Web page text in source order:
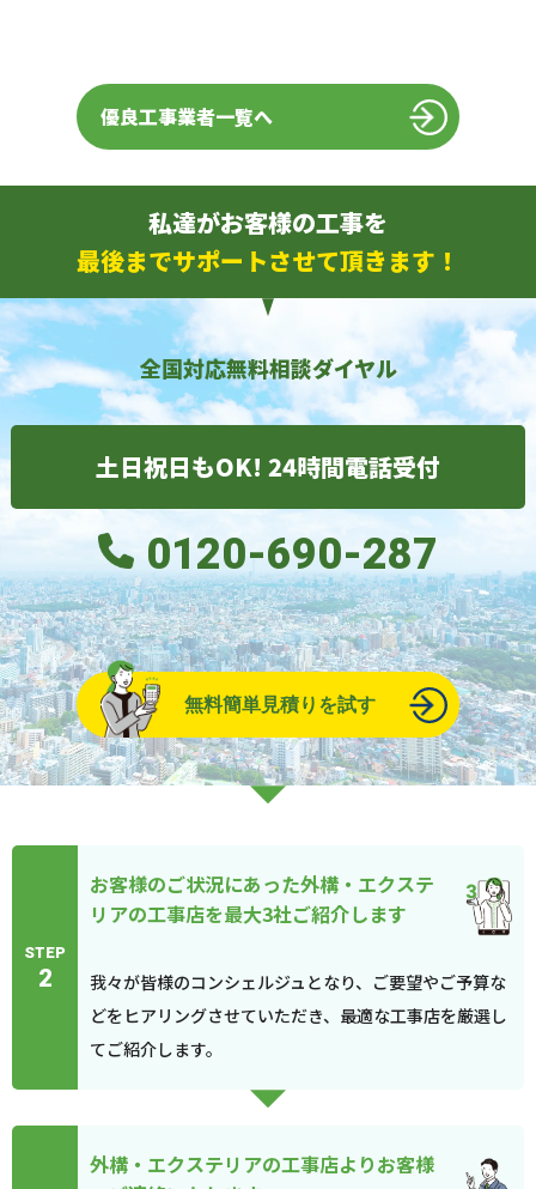
優良工事業者一覧へ
私達がお客様の工事を
最後までサポートさせて頂きます！
全国対応無料相談ダイヤル
土日祝日もOK! 24時間電話受付
0120-690-287
無料簡単見積りを試す
STEP
2
お客様のご状況にあった外構・エクステ
リアの工事店を最大3社ご紹介します
我々が皆様のコンシェルジュとなり、ご要望やご予算な
どをヒアリングさせていただき、最適な工事店を厳選し
てご紹介します。
外構・エクステリアの工事店よりお客様